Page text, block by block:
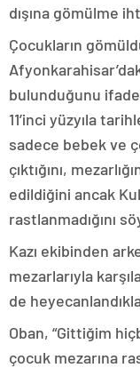
dışına gömülme
Çocukların
bulunduğunu
11’inci yüzyıla
sadece bebek ve
çıktığını,
edildiğini ancak
rastlanmadığını
Kazı ekibinden
mezarlarıyla
de
Oban, “Gittiğim
çocuk mezarına